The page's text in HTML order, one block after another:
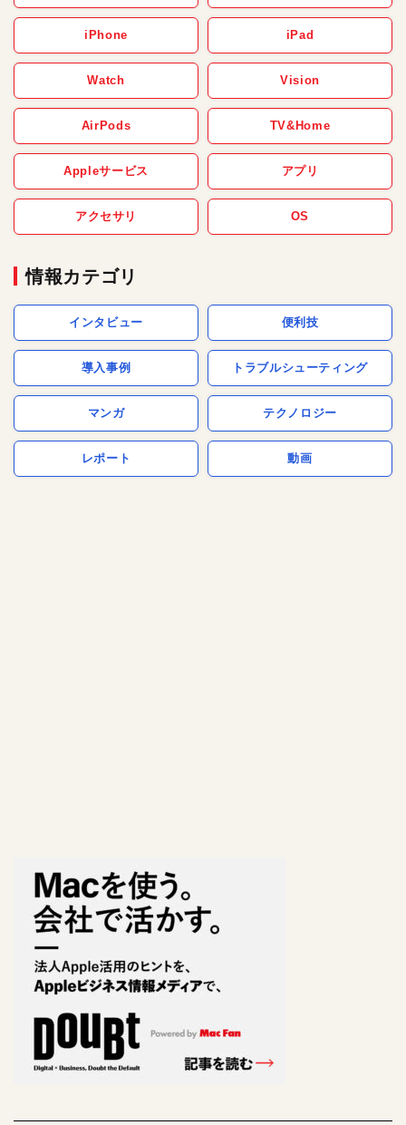
iPhone iPad
Watch Vision
AirPods TV&Home
Appleサービス アプリ
アクセサリ OS
情報カテゴリ
インタビュー 便利技
導入事例 トラブルシューティング
マンガ テクノロジー
レポート 動画